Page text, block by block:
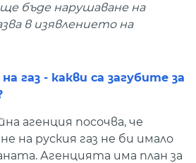
бъде нарушаване на
в изявлението на
газ - какви са загубите за
агенция посочва, че
на руския газ не би имало
Агенцията има план за